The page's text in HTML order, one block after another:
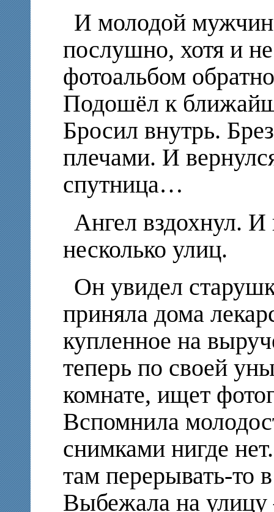
И молодой
послушно, хотя и
фотоальбом
Подошёл к
Бросил внутрь.
плечами. И
спутница…
Ангел вздохнул. И
несколько улиц.
Он увидел
приняла дома
купленное на
теперь по своей
комнате, ищет
Вспомнила
снимками нигде
там перерывать-то
Выбежала на улицу